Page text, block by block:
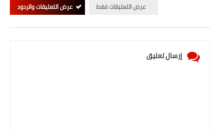
عرض التعليقات فقط
عرض التعليقات والردود
إرسال تعليق